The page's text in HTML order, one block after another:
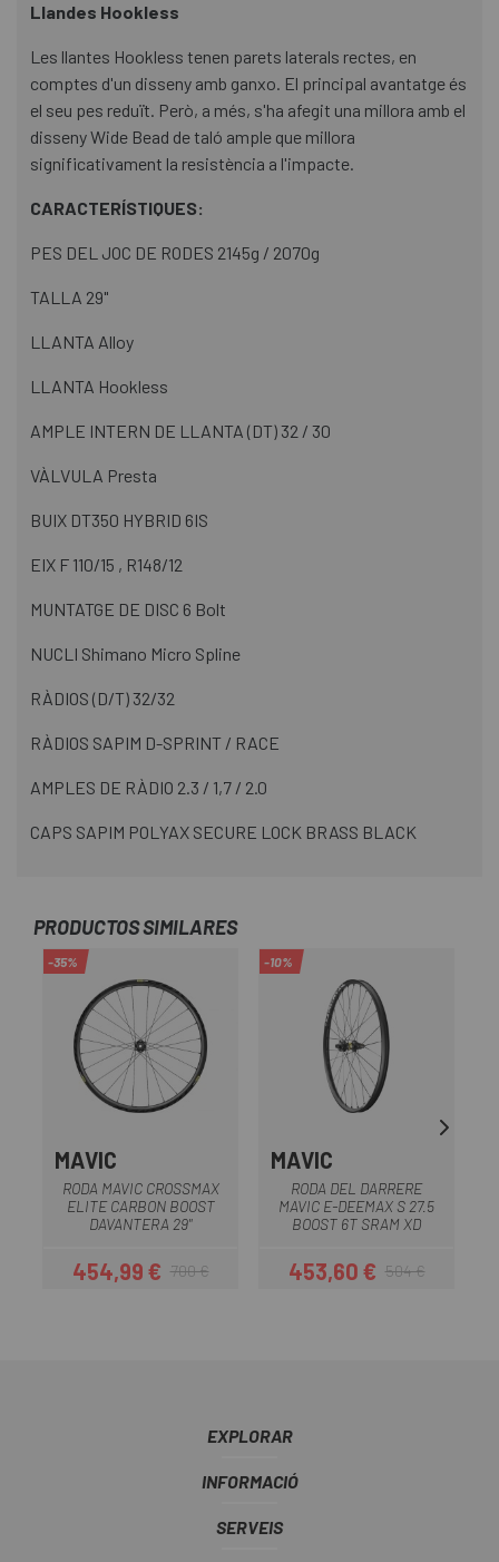
Llandes Hookless
Les llantes Hookless tenen parets laterals rectes, en
comptes d'un disseny amb ganxo. El principal avantatge és
el seu pes reduït. Però, a més, s'ha afegit una millora amb el
disseny Wide Bead de taló ample que millora
significativament la resistència a l'impacte.
CARACTERÍSTIQUES:
PES DEL JOC DE RODES 2145g / 2070g
TALLA 29"
LLANTA Alloy
LLANTA Hookless
AMPLE INTERN DE LLANTA (DT) 32 / 30
VÀLVULA Presta
BUIX DT350 HYBRID 6IS
EIX F 110/15 , R148/12
MUNTATGE DE DISC 6 Bolt
NUCLI Shimano Micro Spline
RÀDIOS (D/T) 32/32
RÀDIOS SAPIM D-SPRINT / RACE
AMPLES DE RÀDIO 2.3 / 1,7 / 2.0
CAPS SAPIM POLYAX SECURE LOCK BRASS BLACK
PRODUCTOS SIMILARES
-35%
MAVIC
RODA MAVIC CROSSMAX
ELITE CARBON BOOST
DAVANTERA 29"
Preu
454,99 €Preu regular
700 €
-10%
MAVIC
RODA DEL DARRERE
MAVIC E-DEEMAX S 27.5
BOOST 6T SRAM XD
Preu
453,60 €Preu regular
504 €
EXPLORAR
INFORMACIÓ
SERVEIS